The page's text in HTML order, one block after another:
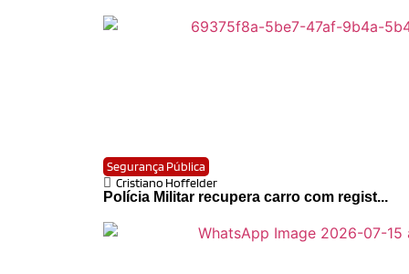
Segurança Pública
Cristiano Hoffelder
Polícia Militar recupera carro com regist...